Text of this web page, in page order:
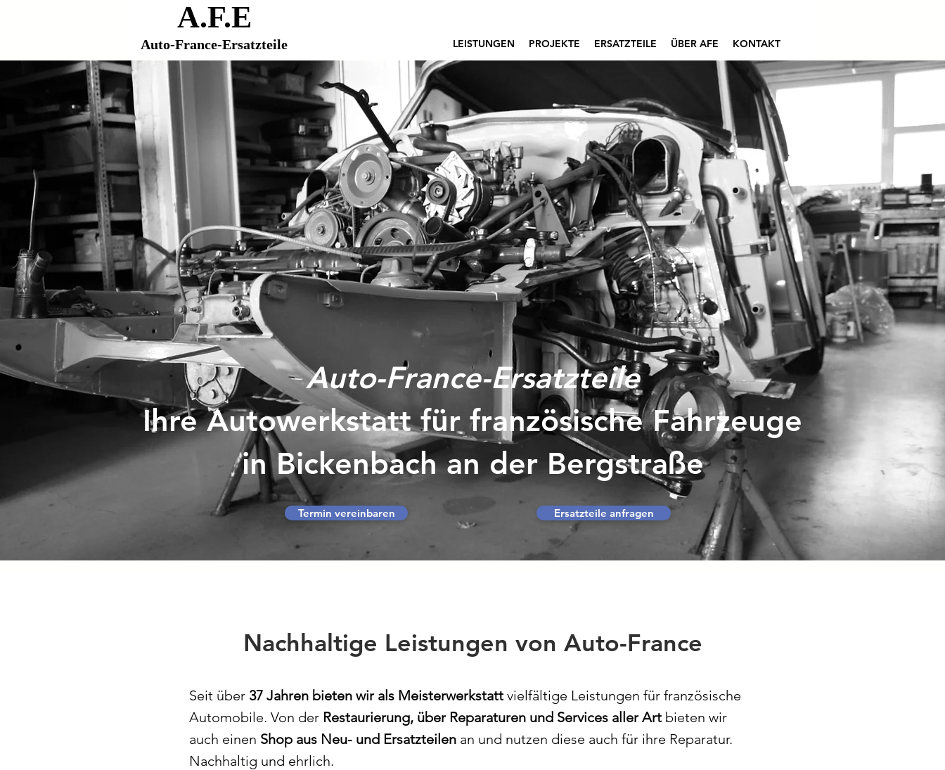
A.F.E
Auto-France-Ersatzteile LEISTUNGEN PROJEKTE ERSATZTEILE ÜBER AFE KONTAKT
Auto-France-Ersatzteile
Ihre Autowerkstatt für französische Fahrzeuge
in Bickenbach an der Bergstraße
Termin vereinbaren Ersatzteile anfragen
Nachhaltige Leistungen von Auto-France
Seit über 37 Jahren bieten wir als Meisterwerkstatt vielfältige Leistungen für französische
Automobile. Von der Restaurierung, über Reparaturen und Services aller Art bieten wir
auch einen Shop aus Neu- und Ersatzteilen an und nutzen diese auch für ihre Reparatur.
Nachhaltig und ehrlich.